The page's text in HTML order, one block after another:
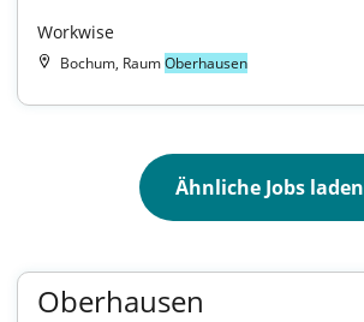
Workwise
Bochum, RaumOberhausen
Ähnliche Jobs laden
Oberhausen